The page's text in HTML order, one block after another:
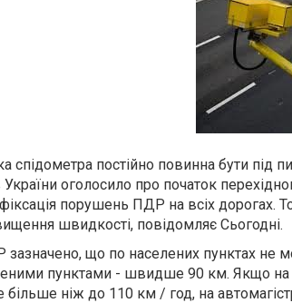
спідометра постійно повинна бути під
оголосило про початок
порушень ПДР на всіх дорогах.
швидкості, повідомляє Сьогодні.
що по населених пунктах не
пунктами - швидше 90 км. Якщо на
більше ніж до 110 км / год, на